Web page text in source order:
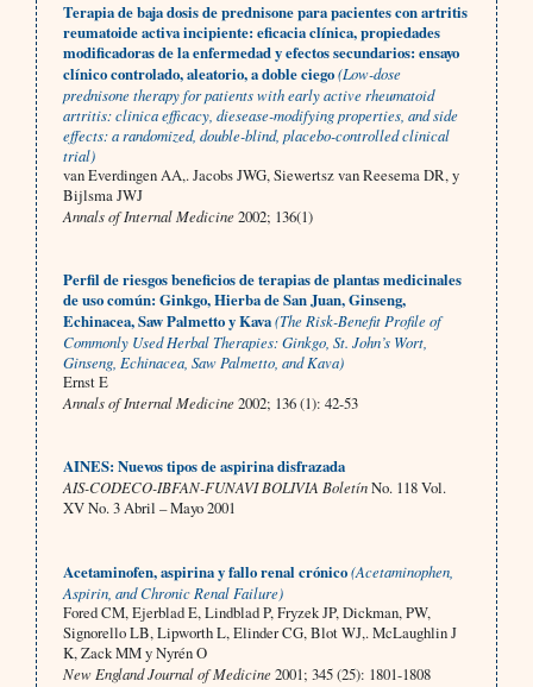
Terapia de baja dosis de prednisone para pacientes con artritis
reumatoide activa incipiente: eficacia clínica, propiedades
modificadoras de la enfermedad y efectos secundarios: ensayo
clínico controlado, aleatorio, a doble ciego(Low-dose
prednisone therapy for patients with early active rheumatoid
artritis: clinica efficacy, diesease-modifying properties, and side
effects: a randomized, double-blind, placebo-controlled clinical
trial)
van Everdingen AA,. Jacobs JWG, Siewertsz van Reesema DR, y
Bijlsma JWJ
Annals of Internal Medicine2002; 136(1)
Perfil de riesgos beneficios de terapias de plantas medicinales
de uso común: Ginkgo, Hierba de San Juan, Ginseng,
Echinacea, Saw Palmetto y Kava(The Risk-Benefit Profile of
Commonly Used Herbal Therapies: Ginkgo, St. John’s Wort,
Ginseng, Echinacea, Saw Palmetto, and Kava)
Ernst E
Annals of Internal Medicine2002; 136 (1): 42-53
AINES: Nuevos tipos de aspirina disfrazada
AIS-CODECO-IBFAN-FUNAVI BOLIVIA BoletínNo. 118 Vol.
XV No. 3 Abril – Mayo 2001
Acetaminofen, aspirina y fallo renal crónico(Acetaminophen,
Aspirin, and Chronic Renal Failure)
Fored CM, Ejerblad E, Lindblad P, Fryzek JP, Dickman, PW,
Signorello LB, Lipworth L, Elinder CG, Blot WJ,. McLaughlin J
K, Zack MM y Nyrén O
New England Journal of Medicine2001; 345 (25): 1801-1808